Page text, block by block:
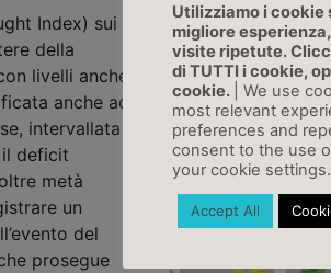
Index) sui
della
livelli anche
anche ad
intervallata
deficit
metà
un
del
prosegue
Utilizziamo i cookie
migliore
visite ripetute.
di TUTTI i cookie,
cookie.
| We use
most relevant
preferences and
consent to the use
your cookie settings. |
Accept All